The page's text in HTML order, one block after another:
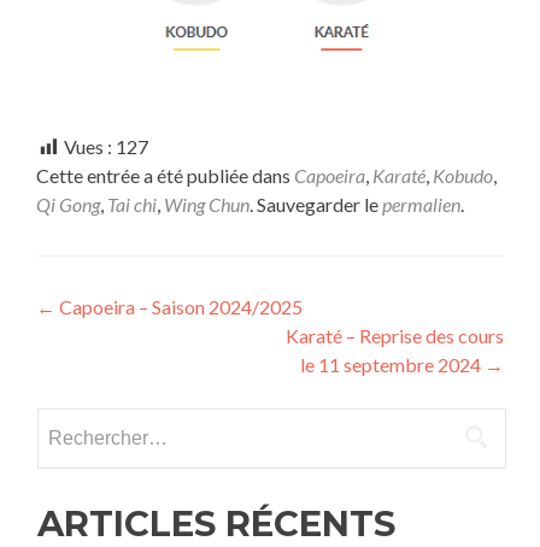
Vues : 127
Cette entrée a été publiée dans Capoeira, Karaté, Kobudo,
Qi Gong, Tai chi, Wing Chun. Sauvegarder lepermalien.
Navigation
articles
← Capoeira – Saison 2024/2025
Karaté – Reprise des cours
le 11 septembre 2024 →
ARTICLES RÉCENTS